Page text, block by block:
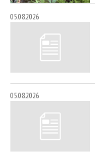
05.08.2026
05.08.2026